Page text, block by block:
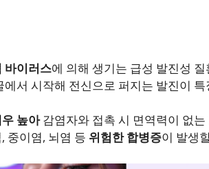
바이러스에 의해 생기는 급성 발진성
에서 시작해 전신으로 퍼지는 발진이 특
높아감염자와 접촉 시 면역력이 없
중이염, 뇌염 등 위험한 합병증이 발생